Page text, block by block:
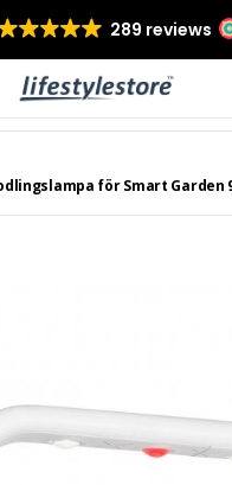
har blivit tillagd i varukorgen
för Smart Garden